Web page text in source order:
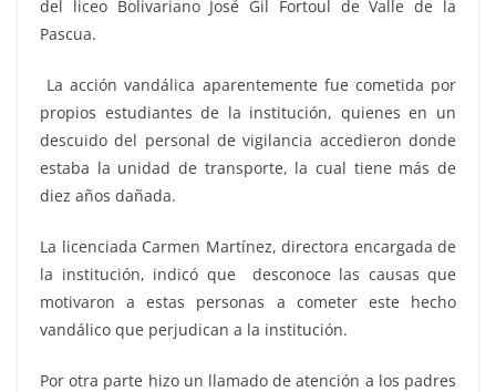
del liceo Bolivariano José Gil Fortoul de Valle de la
Pascua.
La acción vandálica aparentemente fue cometida por
propios estudiantes de la institución, quienes en un
descuido del personal de vigilancia accedieron donde
estaba la unidad de transporte, la cual tiene más de
diez años dañada.
La licenciada Carmen Martínez, directora encargada de
la institución, indicó que desconoce las causas que
motivaron a estas personas a cometer este hecho
vandálico que perjudican a la institución.
Por otra parte hizo un llamado de atención a los padres